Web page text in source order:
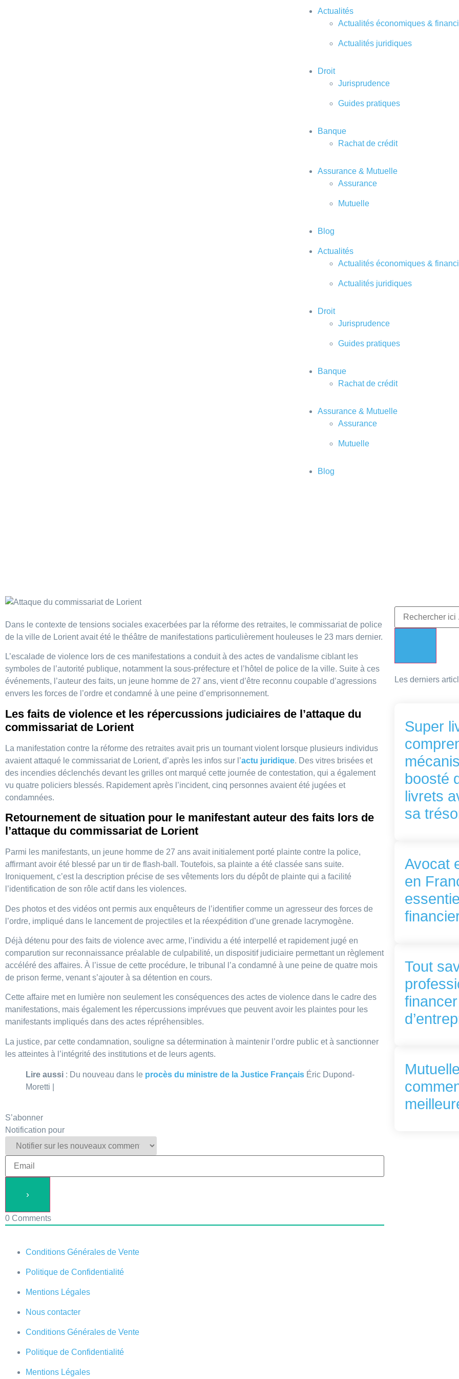
Actualités
Actualités économiques &
Actualités juridiques
Droit
Jurisprudence
Guides pratiques
Banque
Rachat de crédit
Assurance & Mutuelle
Assurance
Mutuelle
Blog
Actualités
Actualités économiques &
Actualités juridiques
Droit
Jurisprudence
Guides pratiques
Banque
Rachat de crédit
Assurance & Mutuelle
Assurance
Mutuelle
Blog
Dans le contexte de tensions sociales exacerbées par la réforme des retraites, le commissariat de police
de la ville de Lorient avait été le théâtre de manifestations particulièrement houleuses le 23 mars dernier.
L’escalade de violence lors de ces manifestations a conduit à des actes de vandalisme ciblant les
symboles de l’autorité publique, notamment la sous-préfecture et l’hôtel de police de la ville. Suite à ces
événements, l’auteur des faits, un jeune homme de 27 ans, vient d’être reconnu coupable d’agressions
envers les forces de l’ordre et condamné à une peine d’emprisonnement.
Les faits de violence et les répercussions judiciaires de l’attaque du
commissariat de Lorient
La manifestation contre la réforme des retraites avait pris un tournant violent lorsque plusieurs individus
avaient attaqué le commissariat de Lorient, d’après les infos sur l’actu juridique. Des vitres brisées et
des incendies déclenchés devant les grilles ont marqué cette journée de contestation, qui a également
vu quatre policiers blessés. Rapidement après l’incident, cinq personnes avaient été jugées et
condamnées.
Retournement de situation pour le manifestant auteur des faits lors de
l’attaque du commissariat de Lorient
Parmi les manifestants, un jeune homme de 27 ans avait initialement porté plainte contre la police,
affirmant avoir été blessé par un tir de flash-ball. Toutefois, sa plainte a été classée sans suite.
Ironiquement, c’est la description précise de ses vêtements lors du dépôt de plainte qui a facilité
l’identification de son rôle actif dans les violences.
Des photos et des vidéos ont permis aux enquêteurs de l’identifier comme un agresseur des forces de
l’ordre, impliqué dans le lancement de projectiles et la réexpédition d’une grenade lacrymogène.
Déjà détenu pour des faits de violence avec arme, l’individu a été interpellé et rapidement jugé en
comparution sur reconnaissance préalable de culpabilité, un dispositif judiciaire permettant un règlement
accéléré des affaires. À l’issue de cette procédure, le tribunal l’a condamné à une peine de quatre mois
de prison ferme, venant s’ajouter à sa détention en cours.
Cette affaire met en lumière non seulement les conséquences des actes de violence dans le cadre des
manifestations, mais également les répercussions imprévues que peuvent avoir les plaintes pour les
manifestants impliqués dans des actes répréhensibles.
La justice, par cette condamnation, souligne sa détermination à maintenir l’ordre public et à sanctionner
les atteintes à l’intégrité des institutions et de leurs agents.
Lire aussi : Du nouveau dans le procès du ministre de la Justice Français Éric Dupond-
Moretti |
S’abonner
Notification pour
0 Comments
Les derniers
Super
boosté
livrets
sa
Avocat
en
Tout
Conditions Générales de Vente
Politique de Confidentialité
Mentions Légales
Nous contacter
Conditions Générales de Vente
Politique de Confidentialité
Mentions Légales